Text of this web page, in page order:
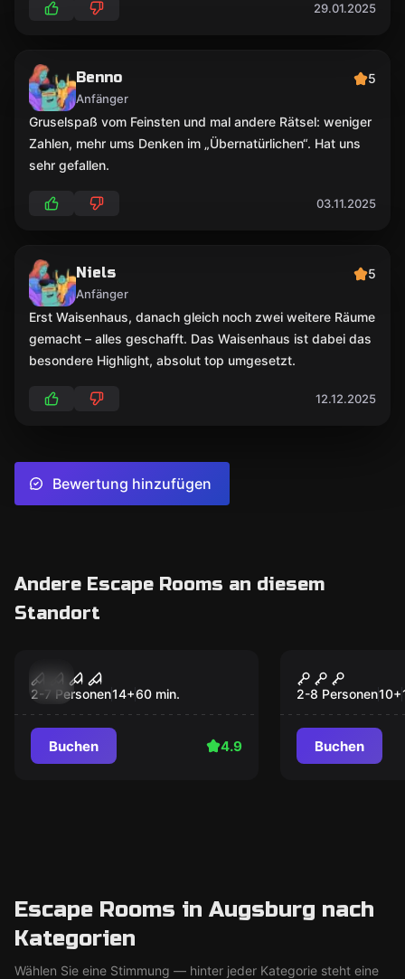
29.01.2025
Benno
Anfänger
5
Gruselspaß vom Feinsten und mal andere Rätsel: weniger
Zahlen, mehr ums Denken im „Übernatürlichen“. Hat uns
sehr gefallen.
03.11.2025
Niels
Anfänger
5
Erst Waisenhaus, danach gleich noch zwei weitere Räume
gemacht – alles geschafft. Das Waisenhaus ist dabei das
besondere Highlight, absolut top umgesetzt.
12.12.2025
Bewertung hinzufügen
Andere Escape Rooms an diesem
Standort
Populär
Dolphin Hotel
2-7 Personen14+60 min.
Buchen 4.9
Populär
Auroras
Würfel
2-8 Personen10+
Buchen
Escape Rooms in Augsburg nach
Kategorien
Wählen Sie eine Stimmung — hinter jeder Kategorie steht eine